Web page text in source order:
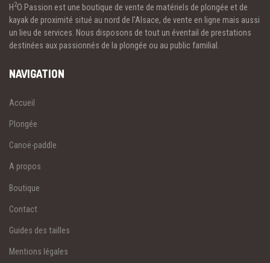
H2O Passion est une boutique de vente de matériels de plongée et de
kayak de proximité situé au nord de l'Alsace, de vente en ligne mais aussi
un lieu de services. Nous disposons de tout un éventail de prestations
destinées aux passionnés de la plongée ou au public familial.
NAVIGATION
Accueil
Plongée
Canoë-paddle
A propos
Boutique
Contact
Guides des tailles
Mentions légales